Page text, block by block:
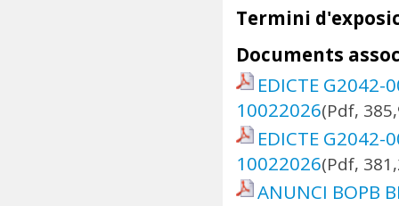
Termini
Documents
EDICTE G2042-
10022026(Pdf,
EDICTE G2042-
10022026(Pdf,
ANUNCI BOPB